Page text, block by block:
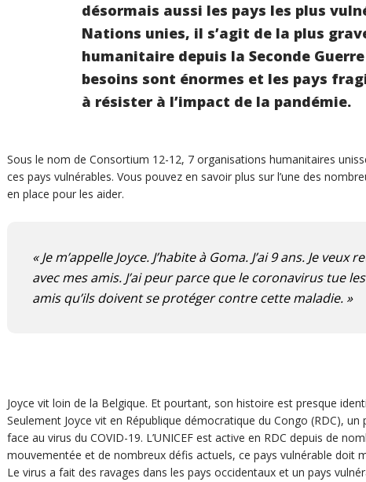
désormais aussi les pays les plus
Nations unies, il s’agit de la plus
humanitaire depuis la Seconde
besoins sont énormes et les pays
à résister à l’impact de la pandémie.
Sous le nom de Consortium 12-12, 7 organisations humanitaires
ces pays vulnérables. Vous pouvez en savoir plus sur l’une des
en place pour les aider.
« Je m’appelle Joyce. J’habite à Goma. J’ai 9 ans. Je
avec mes amis. J’ai peur parce que le coronavirus tue
amis qu’ils doivent se protéger contre cette maladie. »
Joyce vit loin de la Belgique. Et pourtant, son histoire est presque
Seulement Joyce vit en République démocratique du Congo (RDC),
face au virus du COVID-19. L’UNICEF est active en RDC depuis de
mouvementée et de nombreux défis actuels, ce pays vulnérable doit
Le virus a fait des ravages dans les pays occidentaux et un pays